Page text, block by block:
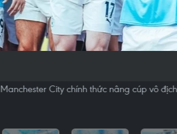
Manchester City chính thức nâng cúp vô